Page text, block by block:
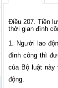
Điều 207. Tiền
thời gian đình
1. Người lao
đình công thì
của Bộ luật này
động.